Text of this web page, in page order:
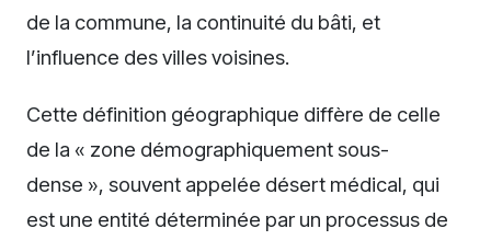
de la commune, la continuité du bâti, et
l’influence des villes voisines.
Cette définition géographique diffère de celle
de la « zone démographiquement sous-
dense », souvent appelée désert médical, qui
est une entité déterminée par un processus de